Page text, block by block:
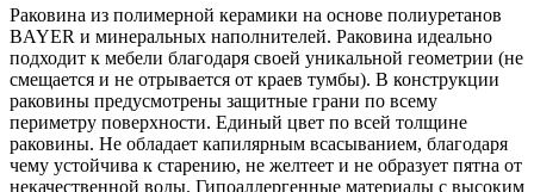
Раковина из полимерной керамики на основе полиуретанов
BAYER и минеральных наполнителей. Раковина идеально
подходит к мебели благодаря своей уникальной геометрии (не
смещается и не отрывается от краев тумбы). В конструкции
раковины предусмотрены защитные грани по всему
периметру поверхности. Единый цвет по всей толщине
раковины. Не обладает капилярным всасыванием, благодаря
чему устойчива к старению, не желтеет и не образует пятна от
некачественной воды. Гипоаллергенные материалы с высоким